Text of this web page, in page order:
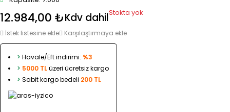
12.984,00 ₺Kdv dahilStokta yok
İstek listesine ekle Karşılaştırmaya ekle
> Havale/Eft indirimi: %3
> 5000 TLüzeri ücretsiz kargo
> Sabit kargo bedeli 200 TL